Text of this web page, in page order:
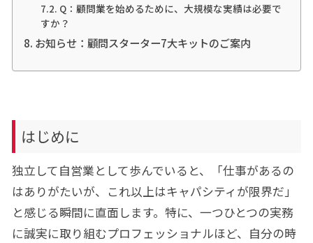
Q：顧問業を始めるために、大規模な実績は必要で
すか？
お知らせ：顧問スターター7大キットのご案内
はじめに
独立して自営業として歩んでいると、「仕事があるの
はありがたいが、これ以上はキャパシティが限界だ」
と感じる瞬間に直面します。特に、一つひとつの実務
に誠実に取り組むプロフェッショナルほど、自分の時